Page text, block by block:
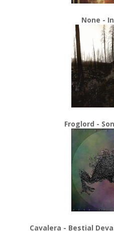
None -
Froglord -
Cavalera - Bestial